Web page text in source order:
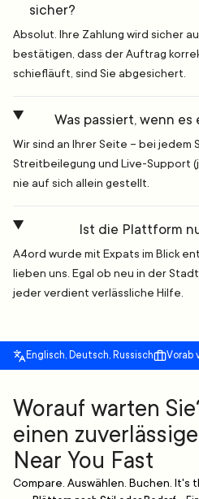
sicher?
Absolut. Ihre Zahlung wird sicher
bestätigen, dass der Auftrag
schiefläuft, sind Sie abgesichert.
Was passiert, wenn
Wir sind an Ihrer Seite – bei jedem
Streitbeilegung und Live-Support
nie auf sich allein gestellt.
Ist die Plattform
A4ord wurde mit Expats im Blick
lieben uns. Egal ob neu in der
jeder verdient verlässliche Hilfe.
Englisch, Deutsch, Russisch Vorab
Worauf warten
einen
Near You Fast
Compare. Auswählen. Buchen. It's